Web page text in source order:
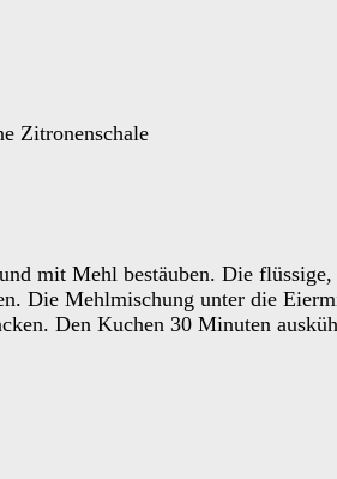
Zitronenschale
mit Mehl bestäuben. Die
Die Mehlmischung unter die
Den Kuchen 30 Minuten